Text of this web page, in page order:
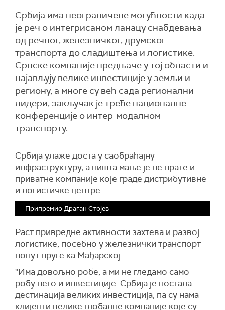
Србија има неограничене могућности када
је реч о интегрисаном ланацу снабдевања
од речног, железничког, друмског
транспорта до сладиштења и логистике.
Српске компаније предњаче у тој области и
најављују велике инвестиције у земљи и
региону, а многе су већ сада регионални
лидери, закључак је треће националне
конференције о интер-модалном
транспорту.
Србија улаже доста у саобраћајну
инфраструктуру, а ништа мање је не прате и
приватне компаније које граде дистрибутивне
и логистичке центре.
Припремио Драган Стојев
Раст привредне активности захтева и развој
логистике, посебно у железнички транспорт
попут пруге ка Мађарској.
"Има довољно робе, а ми не гледамо само
робу него и инвестиције. Србија је постала
дестинација великих инвестиција, па су нама
клијенти велике глобалне компаније које су